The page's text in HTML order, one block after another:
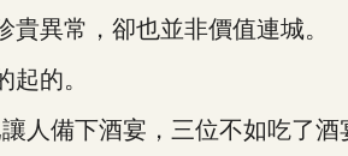
異常，卻也並非價值連城。
的。
備下酒宴，三位不如吃了酒